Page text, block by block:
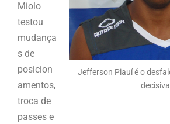
Jefferson Piauí é o
Miolo
testou
mudança
s de
posicion
amentos,
troca de
passes e